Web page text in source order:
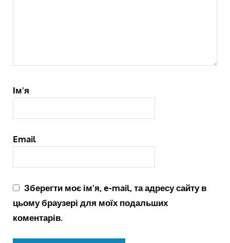
Ім'я
Email
Зберегти моє ім'я, e-mail, та адресу сайту в
цьому браузері для моїх подальших
коментарів.